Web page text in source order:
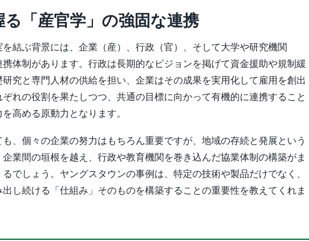
「産官学」の強固な連携
結ぶ背景には、企業（産）、行政（官）、そして大学や研究機関
携体制があります。行政は長期的なビジョンを掲げて資金援助や規制緩
究と専門人材の供給を担い、企業はその成果を実用化して雇用を創出
れの役割を果たしつつ、共通の目標に向かって有機的に連携すること
高める原動力となります。
、個々の企業の努力はもちろん重要ですが、地域の存続と発展という
業間の垣根を越え、行政や教育機関を巻き込んだ協業体制の構築がま
でしょう。ヤングスタウンの事例は、特定の技術や製品だけでなく、
し続ける「仕組み」そのものを構築することの重要性を教えてくれま